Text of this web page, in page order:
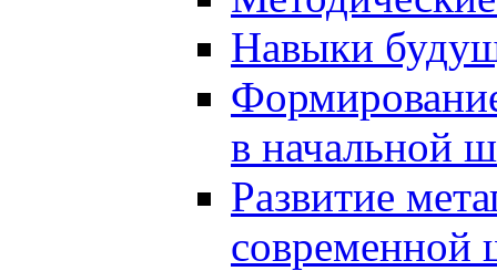
Навыки
в начальной
Развитие
современной